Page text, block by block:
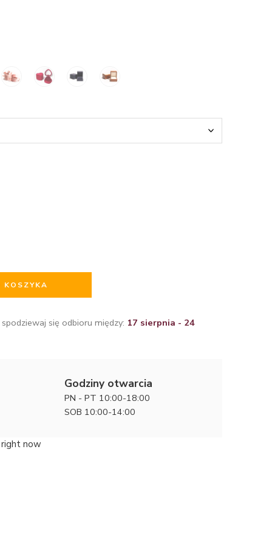
KOSZYKA
się odbioru między: 17 sierpnia - 24
Godziny otwarcia
PN - PT 10:00-18:00
SOB 10:00-14:00
now